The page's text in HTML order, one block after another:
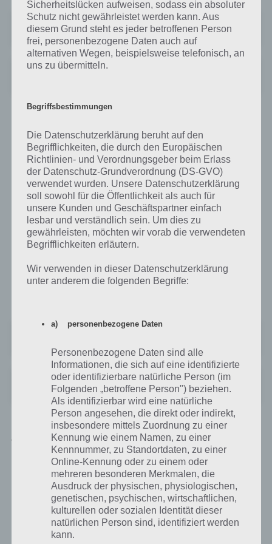
Monster Jobsuche & Bewerbung
Preis:Wird angekündigt
direkt aufs Smartphone
Leider kommt auch die StepStone App aufgrund technischer
Schwierigkeiten nicht allzu gut an. So beschweren sich einige über
Fehlermeldungen, eine nichtfunktionierende lokale Suche und
einiges mehr.
Trotzdem ist die Jobsuche, wenn es denn funktioniert, schnell und
bequem über das Smartphone möglich und man kann nach Jobs
suchen, die zur letzten Suche passen. Auch kann man Jobs direkt in
der App in den Favoriten ablegen und sich bei neuen Jobangeboten
informieren lassen. Die App gibt es für Android bei Google Play und
Stepstone Jobsuche: Dein Job
Stepstone Jobs: Deine Jobbörse
Preis:Kostenlos
Jobstairs: Die Jobsuche über App für Android,
iPhone und iPad
Zuletzt haben wir hier noch JobStairs, welche aber (Stand 15.5.2014)
bereits seit Monaten keine Updates mehr erhalten hat, obwohl es
immernoch einige Probleme mit der App gibt.
Auch hier findet man aktuelle Stellenagebote von unterschiedlichen
Firmen. Die Suche gestaltet sich durch zahlreiche Filter wie der
Sicherheitslücken aufweisen, sodass ein absoluter
Schutz nicht gewährleistet werden kann. Aus
diesem Grund steht es jeder betroffenen Person
frei, personenbezogene Daten auch auf
alternativen Wegen, beispielsweise telefonisch, an
uns zu übermitteln.
Begriffsbestimmungen
Die Datenschutzerklärung beruht auf den
Begrifflichkeiten, die durch den Europäischen
Richtlinien- und Verordnungsgeber beim Erlass
der Datenschutz-Grundverordnung (DS-GVO)
verwendet wurden. Unsere Datenschutzerklärung
soll sowohl für die Öffentlichkeit als auch für
unsere Kunden und Geschäftspartner einfach
lesbar und verständlich sein. Um dies zu
gewährleisten, möchten wir vorab die verwendeten
Begrifflichkeiten erläutern.
Wir verwenden in dieser Datenschutzerklärung
unter anderem die folgenden Begriffe:
a) personenbezogene Daten
Personenbezogene Daten sind alle
Informationen, die sich auf eine identifizierte
oder identifizierbare natürliche Person (im
Folgenden „betroffene Person") beziehen.
Als identifizierbar wird eine natürliche
Person angesehen, die direkt oder indirekt,
insbesondere mittels Zuordnung zu einer
Kennung wie einem Namen, zu einer
Kennnummer, zu Standortdaten, zu einer
Online-Kennung oder zu einem oder
mehreren besonderen Merkmalen, die
Ausdruck der physischen, physiologischen,
genetischen, psychischen, wirtschaftlichen,
kulturellen oder sozialen Identität dieser
natürlichen Person sind, identifiziert werden
kann.